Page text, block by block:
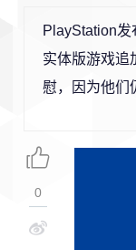
PlayStation
实体版游戏追
慰，因为他们
0